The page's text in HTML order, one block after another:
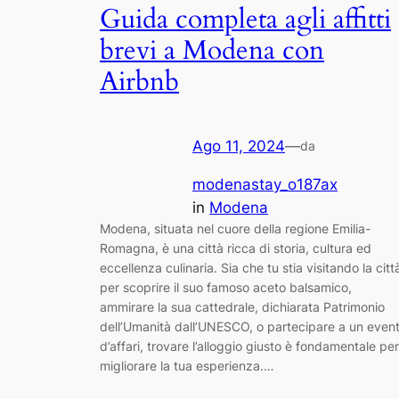
Guida completa agli affitti
brevi a Modena con
Airbnb
Ago 11, 2024—da
modenastay_o187ax
in Modena
Modena, situata nel cuore della regione Emilia-
Romagna, è una città ricca di storia, cultura ed
eccellenza culinaria. Sia che tu stia visitando la
per scoprire il suo famoso aceto balsamico,
ammirare la sua cattedrale, dichiarata Patrimonio
dell’Umanità dall’UNESCO, o partecipare a un
d’affari, trovare l’alloggio giusto è fondamentale per
migliorare la tua esperienza.…